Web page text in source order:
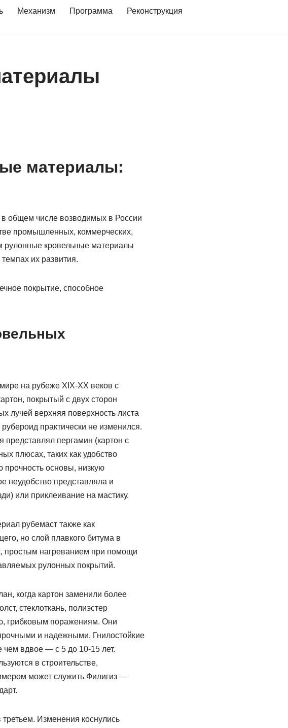
Механизм Программа
Реконструкция
материалы:
общем числе возводимых в России
промышленных, коммерческих,
рулонные кровельные материалы
их развития.
покрытие, способное
на рубеже XIX-XX веков с
покрытый с двух сторон
лучей верхняя поверхность листа
практически не изменился.
пергамин (картон с
плюсах, таких как удобство
основы, низкую
неудобство представляла и
или приклеивание на мастику.
рубемаст также как
но слой плавкого битума в
простым нагреванием при помощи
рулонных покрытий.
когда картон заменили более
стеклоткань, полиэстер
грибковым поражениям. Они
и надежными. Гнилостойкие
чем вдвое — с 5 до 10-15 лет.
в строительстве,
может служить Филигиз —
третьем. Изменения коснулись